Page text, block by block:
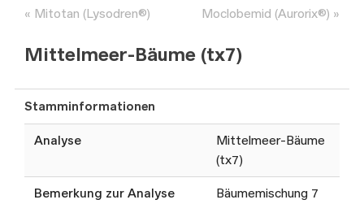
Mitotan (Lysodren®) Moclobemid (Aurorix®)
Mittelmeer-Bäume (tx7)
Stamminformationen
Analyse
Mittelmeer-Bäume
(tx7)
Bemerkung zur Analyse
Bäumemischung 7